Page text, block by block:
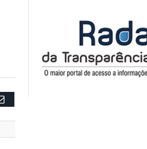
Email